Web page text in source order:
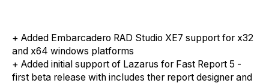
+ Added Embarcadero RAD Studio XE7 support for x32
and x64 windows platforms
+ Added initial support of Lazarus for Fast Report 5 -
first beta release with includes ther report designer and